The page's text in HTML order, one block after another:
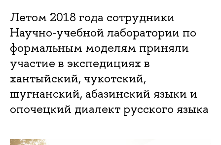
Летом 2018 года сотрудники
Научно-учебной лаборатории по
формальным моделям приняли
участие в экспедициях в
хантыйский, чукотский,
шугнанский, абазинский языки и
опочецкий диалект русского языка